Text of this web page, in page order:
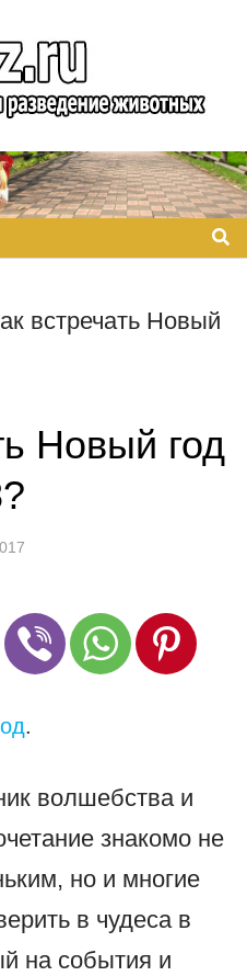
встречать Новый
Новый год
.
волшебства и
знакомо не
но и многие
в чудеса в
на события и